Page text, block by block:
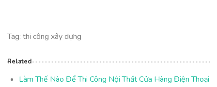
Tag: thi công xây dựng
Related
Làm Thế Nào Để Thi Công Nội Thất Cửa Hàng Điện Thoại